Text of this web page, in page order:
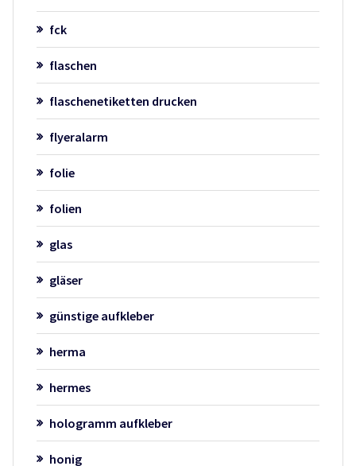
fck
flaschen
flaschenetiketten drucken
flyeralarm
folie
folien
glas
gläser
günstige aufkleber
herma
hermes
hologramm aufkleber
honig